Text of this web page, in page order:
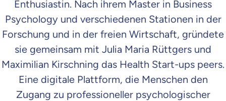
Enthusiastin. Nach ihrem Master in Business
Psychology und verschiedenen Stationen in der
Forschung und in der freien Wirtschaft, gründete
sie gemeinsam mit Julia Maria Rüttgers und
Maximilian Kirschning das Health Start-ups peers.
Eine digitale Plattform, die Menschen den
Zugang zu professioneller psychologischer